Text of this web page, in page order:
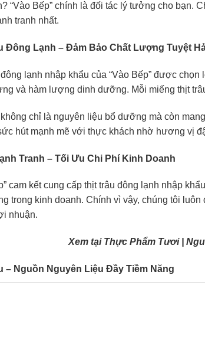
“Vào Bếp” chính là đối tác lý tưởng cho bạn.
tranh nhất.
Đông Lạnh – Đảm Bảo Chất Lượng Tuyệt
lạnh nhập khẩu của “Vào Bếp” được
và hàm lượng dinh dưỡng. Mỗi miếng thịt
chỉ là nguyên liệu bổ dưỡng mà còn
hút mạnh mẽ với thực khách nhờ hương vị
Tranh – Tối Ưu Chi Phí Kinh Doanh
cam kết cung cấp thịt trâu đông lạnh nhập
trong kinh doanh. Chính vì vậy, chúng tôi
nhuận.
Xem tại Thực Phẩm Tươi |
– Nguồn Nguyên Liệu Đầy Tiềm Năng
là một lựa chọn tuyệt vời để làm phong phú